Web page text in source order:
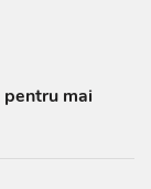
pentru mai